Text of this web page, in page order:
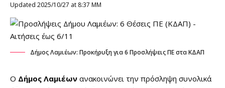
Updated 2025/10/27 at 8:37 ΜΜ
Δήμος Λαμιέων: Προκήρυξη για 6 Προσλήψεις ΠΕ στα ΚΔΑΠ
Ο Δήμος Λαμιέων ανακοινώνει την πρόσληψη συνολικά